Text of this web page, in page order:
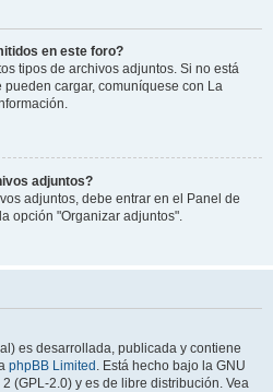
en este foro?
tipos de archivos adjuntos. Si no está
cargar, comuníquese con La
adjuntos?
adjuntos, debe entrar en el Panel de
opción "Organizar adjuntos".
es desarrollada, publicada y contiene
phpBB Limited . Está hecho bajo la GNU
(GPL-2.0) y es de libre distribución. Vea